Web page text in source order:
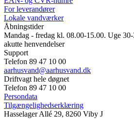
For leverandører
Lokale vandværker
Åbningstider
Mandag - fredag kl. 08.00-15.00. Uge
akutte henvendelser
Support
Telefon 89 47 10 00
aarhusvand@aarhusvand.dk
Driftvagt hele døgnet
Telefon 89 47 10 00
Persondata
Tilgængelighedserklæring
Hasselager Allé 29, 8260 Viby J